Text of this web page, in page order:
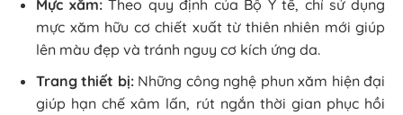
Mực xăm:Theo quy định của Bộ Y tế, chỉ sử dụng
mực xăm hữu cơ chiết xuất từ thiên nhiên mới giúp
lên màu đẹp và tránh nguy cơ kích ứng da.
Trang thiết bị:Những công nghệ phun xăm hiện đại
giúp hạn chế xâm lấn, rút ngắn thời gian phục hồi